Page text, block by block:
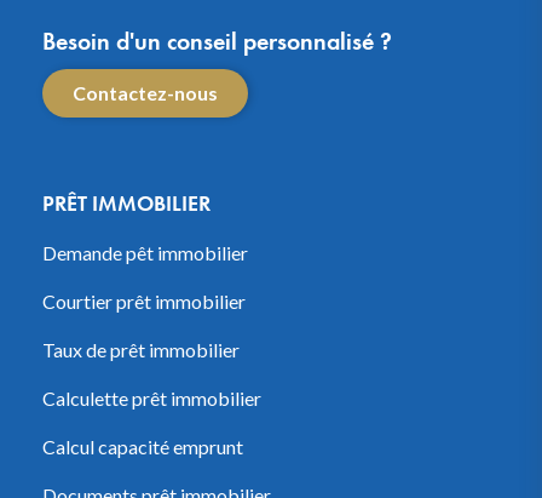
Besoin d'un conseil personnalisé ?
Contactez-nous
PRÊT IMMOBILIER
Demande pêt immobilier
Courtier prêt immobilier
Taux de prêt immobilier
Calculette prêt immobilier
Calcul capacité emprunt